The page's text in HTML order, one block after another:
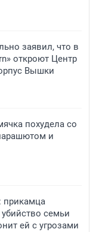
заявил, что в
откроют Центр
Вышки
похудела со
и
прикамца
семьи
ей с угрозами